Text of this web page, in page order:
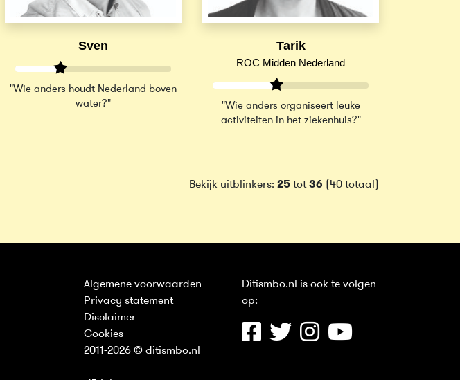
Sven
"Wie anders houdt Nederland boven
water?"
Tarik
ROC Midden Nederland
"Wie anders organiseert leuke
activiteiten in het ziekenhuis?"
Bekijk uitblinkers: 25 tot36 (40 totaal)
Algemene voorwaarden
Privacy statement
Disclaimer
Cookies
2011-2026 © ditismbo.nl
Ditismbo.nl is ook te volgen
op: